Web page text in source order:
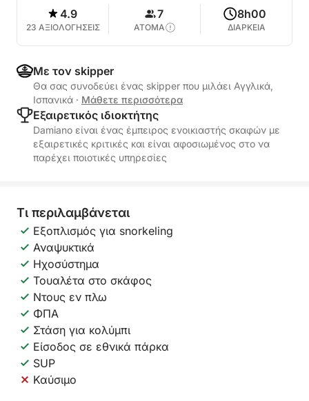
4.9
23 ΑΞΙΟΛΟΓΗΣΕΙΣ
7
ΑΤΟΜΑ
8h00
ΔΙΑΡΚΕΙΑ
Με τον skipper
Θα σας συνοδεύει ένας skipper που μιλάει Αγγλικά,
Ισπανικά · Μάθετε περισσότερα
Εξαιρετικός ιδιοκτήτης
Damiano είναι ένας έμπειρος ενοικιαστής σκαφών με
εξαιρετικές κριτικές και είναι αφοσιωμένος στο να
παρέχει ποιοτικές υπηρεσίες
Τι περιλαμβάνεται
Εξοπλισμός για snorkeling
Αναψυκτικά
Ηχοσύστημα
Τουαλέτα στο σκάφος
Ντους εν πλω
ΦΠΑ
Στάση για κολύμπι
Είσοδος σε εθνικά πάρκα
SUP
Καύσιμο